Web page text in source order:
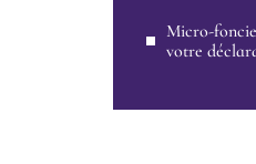
Micro-
votre